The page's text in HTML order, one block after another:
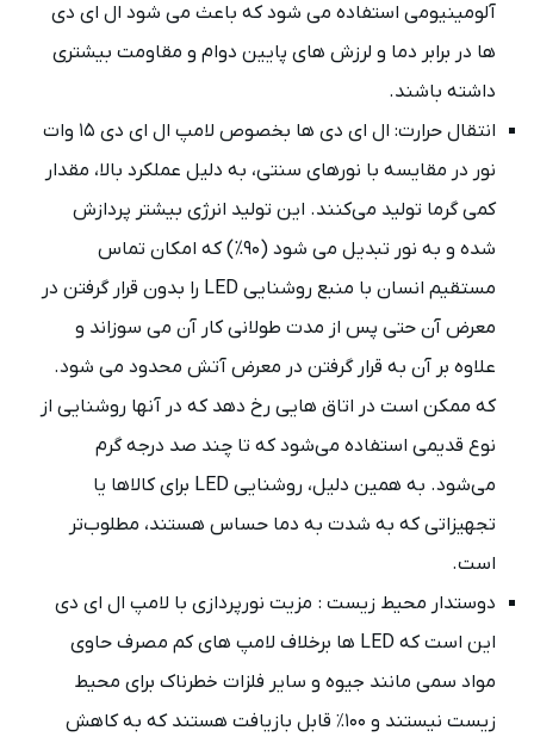
آلومینیومی استفاده می شود که باعث می شود ال ای دی
ها در برابر دما و لرزش های پایین دوام و مقاومت بیشتری
داشته باشند.
انتقال حرارت: ال ای دی ها بخصوص لامپ ال ای دی ۱۵ وات
نور در مقایسه با نورهای سنتی، به دلیل عملکرد بالا، مقدار
کمی گرما تولید می‌کنند. این تولید انرژی بیشتر پردازش
شده و به نور تبدیل می شود (۹۰%) که امکان تماس
مستقیم انسان با منبع روشنایی LED را بدون قرار گرفتن در
معرض آن حتی پس از مدت طولانی کار آن می سوزاند و
علاوه بر آن به قرار گرفتن در معرض آتش محدود می شود.
که ممکن است در اتاق هایی رخ دهد که در آنها روشنایی از
نوع قدیمی استفاده می‌شود که تا چند صد درجه گرم
می‌شود. به همین دلیل، روشنایی LED برای کالاها یا
تجهیزاتی که به شدت به دما حساس هستند، مطلوب‌تر
است.
دوستدار محیط زیست : مزیت نورپردازی با لامپ ال ای دی
این است که LED ها برخلاف لامپ های کم مصرف حاوی
مواد سمی مانند جیوه و سایر فلزات خطرناک برای محیط
زیست نیستند و ۱۰۰٪ قابل بازیافت هستند که به کاهش